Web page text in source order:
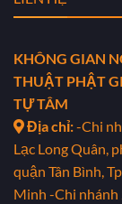
KHÔNG GIAN
THUẬT PHẬT
TỰ TÂM
Địa chỉ:-Chi
Lạc Long Quân,
quận Tân Bình,
Minh -Chi nhánh